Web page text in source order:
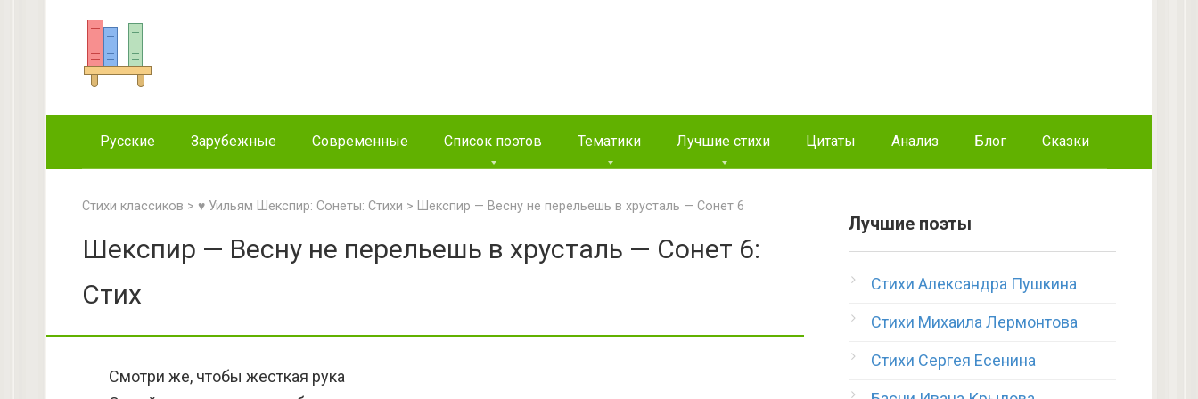
Русские Зарубежные Современные Список поэтов Тематики Лучшие стихи Цитаты Анализ Блог Сказки
Стихи классиков > ♥ Уильям Шекспир: Сонеты: Стихи > Шекспир — Весну не перельешь в хрусталь — Сонет 6
Шекспир — Весну не перельешь в хрусталь — Сонет 6:
Стих
Смотри же, чтобы жесткая рука
Лучшие поэты
Стихи Александра Пушкина
Стихи Михаила Лермонтова
Стихи Сергея Есенина